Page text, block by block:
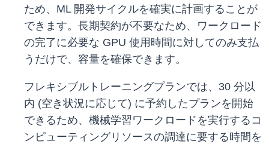
ため、ML 開発サイクルを確実に計画することが
できます。長期契約が不要なため、ワークロード
の完了に必要な GPU 使用時間に対してのみ支払
うだけで、容量を確保できます。
フレキシブルトレーニングプランでは、30 分以
内 (空き状況に応じて) に予約したプランを開始
できるため、機械学習ワークロードを実行するコ
ンピューティングリソースの調達に要する時間を